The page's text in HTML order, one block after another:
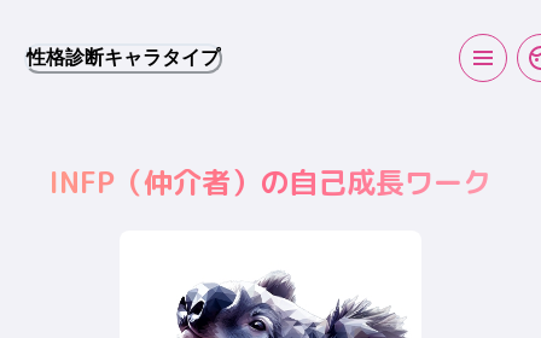
性格診断キャラタイプ
INFP （仲介者）の自己成長ワーク